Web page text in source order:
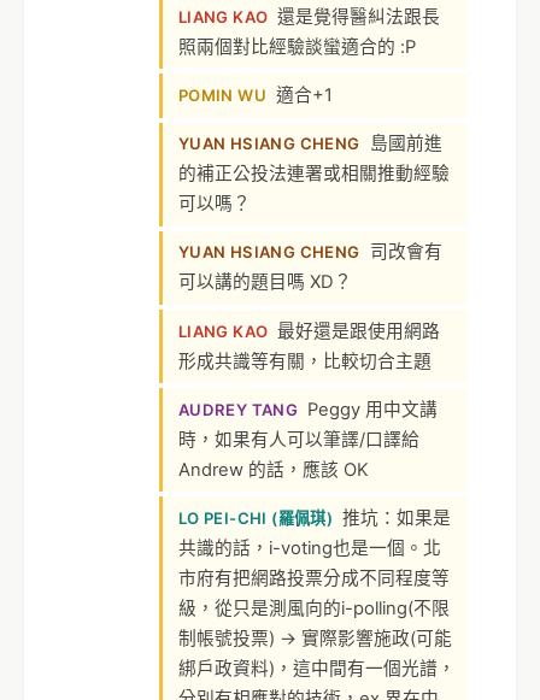
LIANG KAO 還是覺得醫糾法跟長
照兩個對比經驗談蠻適合的 :P
POMIN WU 適合+1
YUAN HSIANG CHENG
島國前進
的補正公投法連署或相關推動經驗
可以嗎？
YUAN HSIANG CHENG
司改會有
可以講的題目嗎 XD？
LIANG KAO 最好還是跟使用網路
形成共識等有關，比較切合主題
AUDREY TANG Peggy 用中文講
時，如果有人可以筆譯/口譯給
Andrew 的話，應該 OK
LO PEI-CHI (羅佩琪) 推坑：如果是
共識的話，i-voting也是一個。北
市府有把網路投票分成不同程度等
級，從只是測風向的i-polling(不限
制帳號投票) → 實際影響施政(可能
綁戶政資料)，這中間有一個光譜，